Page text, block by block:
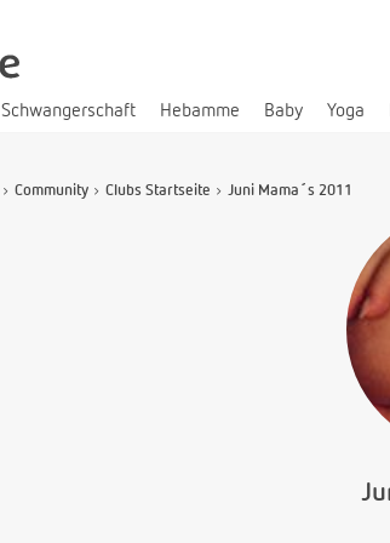
Schwangerschaft Hebamme Baby Yoga
Community Clubs Startseite Juni Mama´s 2011